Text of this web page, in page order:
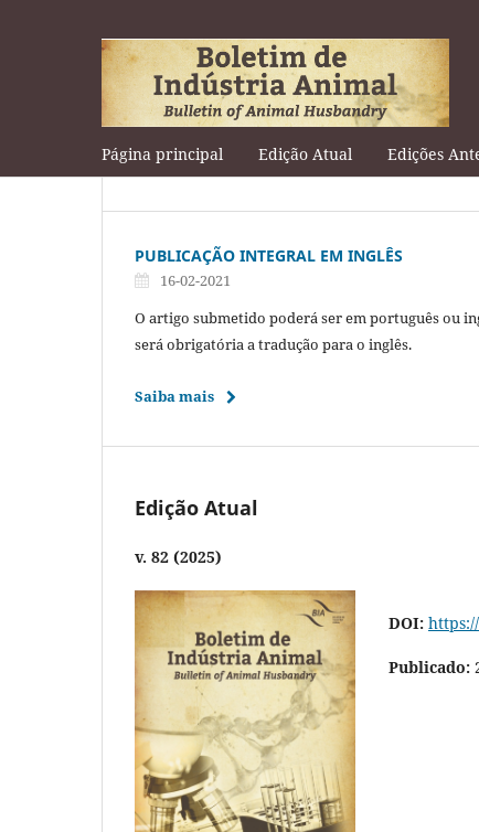
Página principal Edição Atual Edições
PUBLICAÇÃO INTEGRAL EM INGLÊS
16-02-2021
O artigo submetido poderá ser em português ou
será obrigatória a tradução para o inglês.
Saiba mais
Edição Atual
v. 82 (2025)
DOI:
Publicado: